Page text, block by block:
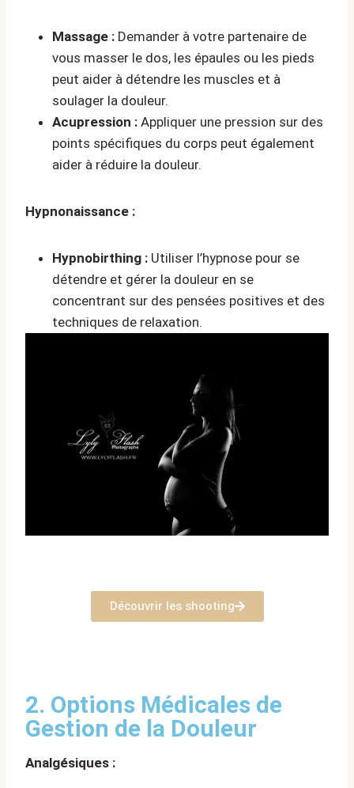
Massage : Demander à votre partenaire de
vous masser le dos, les épaules ou les pieds
peut aider à détendre les muscles et à
soulager la douleur.
Acupression : Appliquer une pression sur des
points spécifiques du corps peut également
aider à réduire la douleur.
Hypnonaissance :
Hypnobirthing : Utiliser l’hypnose pour se
détendre et gérer la douleur en se
concentrant sur des pensées positives et des
techniques de relaxation.
Découvrir les shooting
2. Options Médicales de
Gestion de la Douleur
Analgésiques :